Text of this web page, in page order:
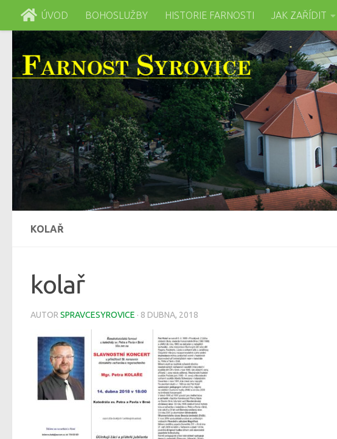
Skip to content
ÚVOD BOHOSLUŽBY HISTORIE FARNOSTI JAK ZAŘÍDIT
KOLAŘ
kolař
AUTOR SPRAVCESYROVICE · 8 DUBNA, 2018